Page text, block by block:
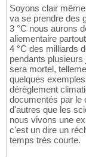
Soyons clair
va se prendre des
3 °C nous aurons
aliementaire
4 °C des milliards
pendants
sera mortel,
quelques
dérèglement
documentés par le
d'autres que les
nous vivons une
c'est un dire un
temps très courte.